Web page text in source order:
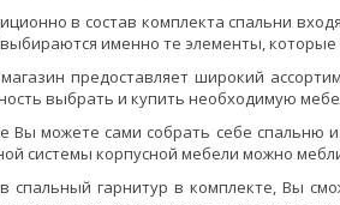
в состав комплекта спальни
именно те элементы,
предоставляет широкий
выбрать и купить необходимую
Вы можете сами собрать себе спальню
системы корпусной мебели можно
спальный гарнитур в комплекте, Вы